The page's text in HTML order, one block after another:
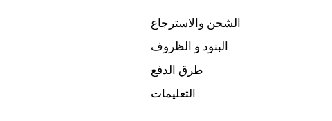
الشحن والاسترجاع
البنود و الظروف
التعليمات